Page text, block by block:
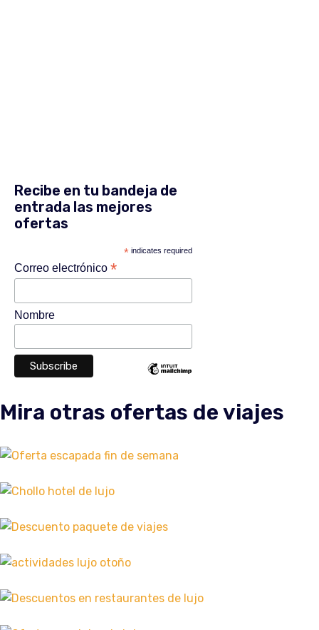
Recibe en tu bandeja de
entrada las mejores
ofertas
*indicates required
Correo electrónico *
Nombre
Mira otras ofertas de viajes